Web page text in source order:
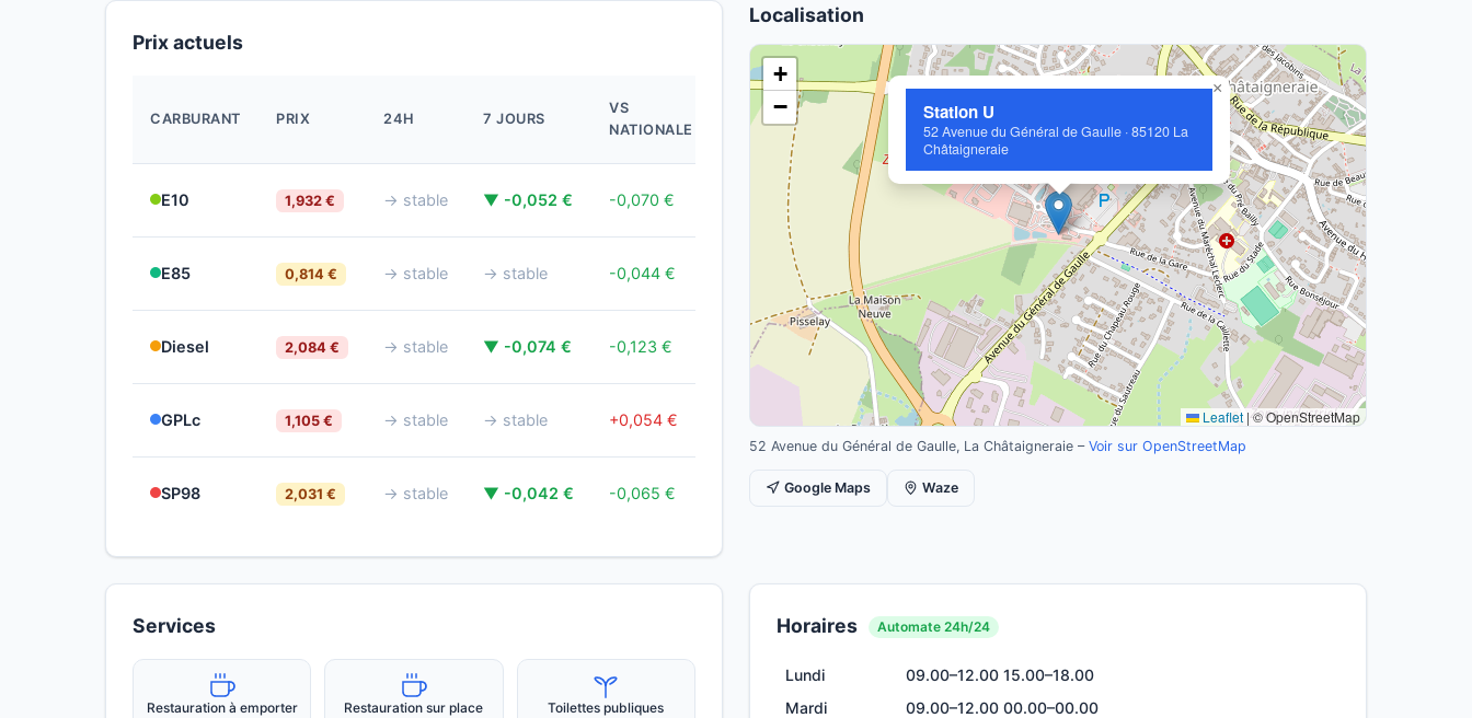
Prix actuels
CARBURANT PRIX 24H 7 JOURS
VS
NATIONALE
E10 1,932 € → stable ▼ -0,052 € -0,070 €
E85 0,814 € → stable → stable -0,044 €
Diesel 2,084 € → stable ▼ -0,074 € -0,123 €
il y a
GPLc 1,105 € → stable → stable +0,054 €
SP98 2,031 € → stable ▼ -0,042 € -0,065 €
Localisation
Station U
52 Avenue du Général de Gaulle · 85120 La
Châtaigneraie
×
+
−
Leaflet |© OpenStreetMap
52 Avenue du Général de Gaulle, La Châtaigneraie – Voir sur OpenStreetMap
Google Maps Waze
Services
Restauration à emporter Restauration sur place Toilettes publiques
Horaires Automate 24h/24
Lundi 09.00–12.00 15.00–18.00
Mardi
09.00–12.00 00.00–00.00